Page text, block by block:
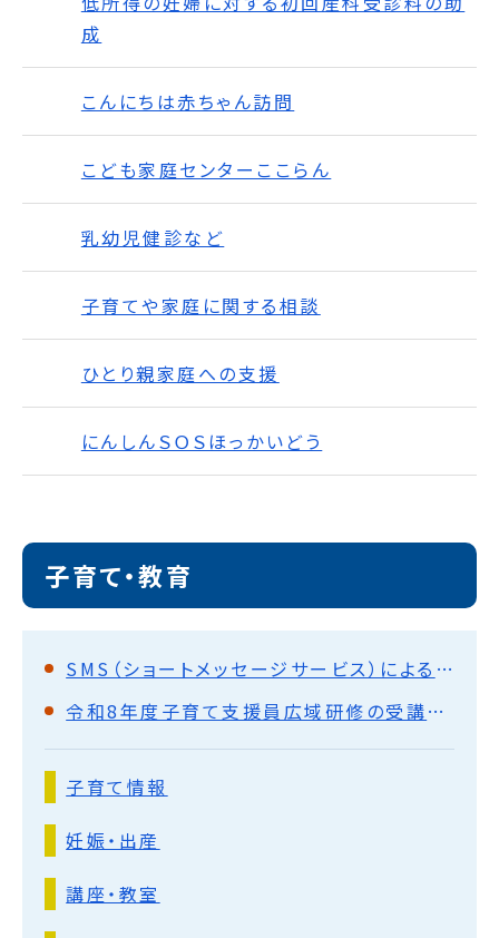
成
こんにちは赤ちゃん訪問
こども家庭センターここらん
乳幼児健診など
子育てや家庭に関する相談
ひとり親家庭への支援
にんしんＳＯＳほっかいどう
子育て・教育
SMS（ショートメッセージサービス）による通知について
令和8年度子育て支援員広域研修の受講者募集
子育て情報
妊娠・出産
講座・教室